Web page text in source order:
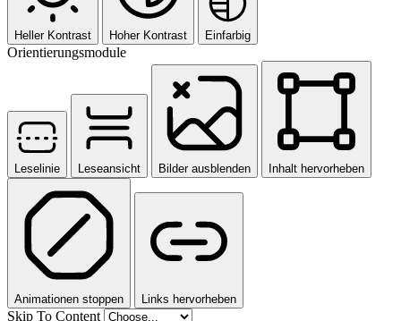
Heller Kontrast Hoher Kontrast Einfarbig
Orientierungsmodule
Leselinie Leseansicht Bilder ausblenden Inhalt hervorheben
Animationen stoppen Links hervorheben
Skip To Content